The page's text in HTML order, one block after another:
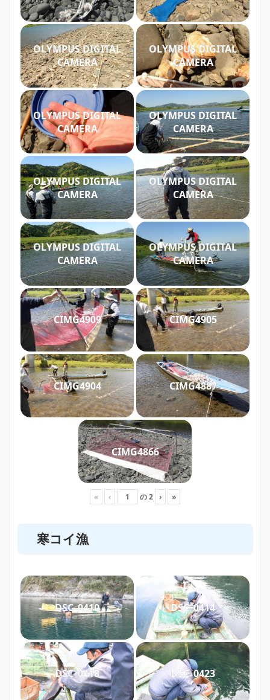
OLYMPUS DIGITAL
CAMERA
OLYMPUS DIGITAL
CAMERA
OLYMPUS DIGITAL
CAMERA
OLYMPUS DIGITAL
CAMERA
OLYMPUS DIGITAL
CAMERA
OLYMPUS DIGITAL
CAMERA
OLYMPUS DIGITAL
CAMERA
OLYMPUS DIGITAL
CAMERA
CIMG4909 CIMG4905
CIMG4904 CIMG4887
CIMG4866
« ‹ の2 › »
寒コイ漁
DSC_0410 DSC_0414
DSC_0418 DSC_0423